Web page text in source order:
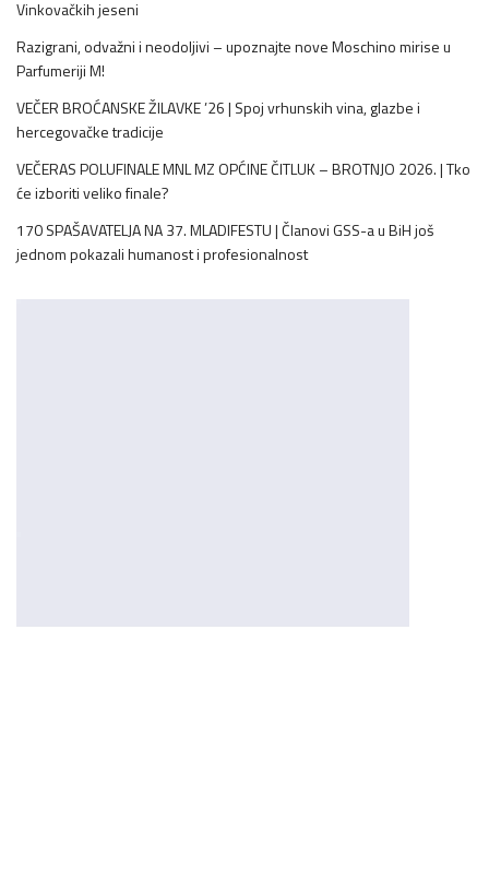
Vinkovačkih jeseni
Razigrani, odvažni i neodoljivi – upoznajte nove Moschino mirise u
Parfumeriji M!
VEČER BROĆANSKE ŽILAVKE ’26 | Spoj vrhunskih vina, glazbe i
hercegovačke tradicije
VEČERAS POLUFINALE MNL MZ OPĆINE ČITLUK – BROTNJO 2026. | Tko
će izboriti veliko finale?
170 SPAŠAVATELJA NA 37. MLADIFESTU | Članovi GSS-a u BiH još
jednom pokazali humanost i profesionalnost